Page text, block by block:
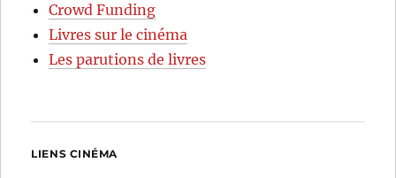
Crowd Funding
Livres sur le cinéma
Les parutions de livres
LIENS CINÉMA